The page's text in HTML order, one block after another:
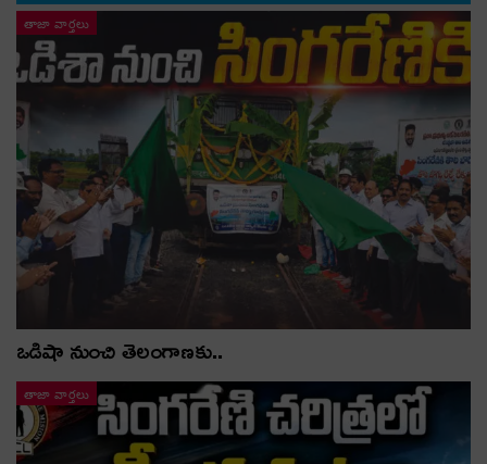
తాజా వార్తలు
ఒడిషా నుంచి తెలంగాణ‌కు..
తాజా వార్తలు